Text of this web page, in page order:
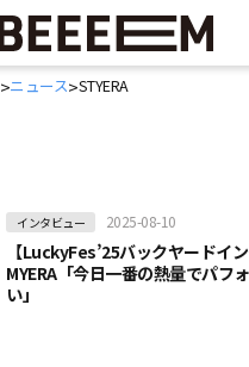
>ニュース>STYERA
インタビュー 2025-08-10
【LuckyFes’25バックヤードイン
MYERA「今日一番の熱量でパフ
い」